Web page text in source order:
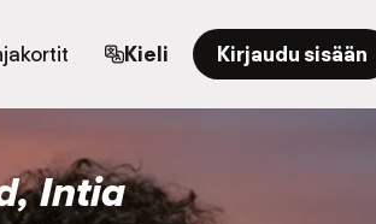
Kieli Kirjaudu sisään
Intia